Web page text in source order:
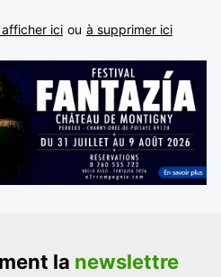
ici ou à supprimer ici
la newslettre